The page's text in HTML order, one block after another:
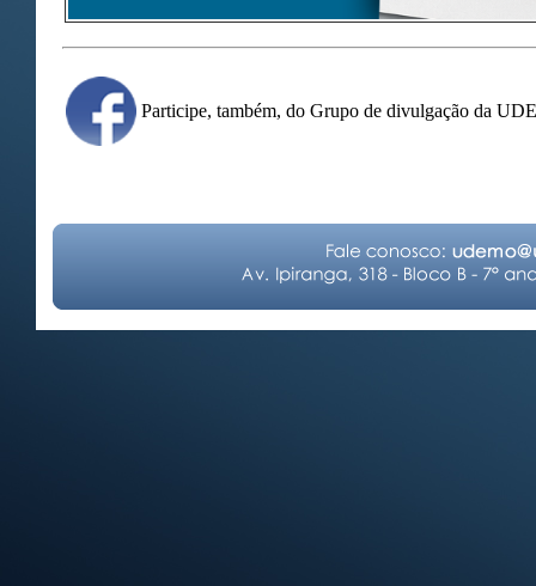
Participe, também, do Grupo de divulgação da